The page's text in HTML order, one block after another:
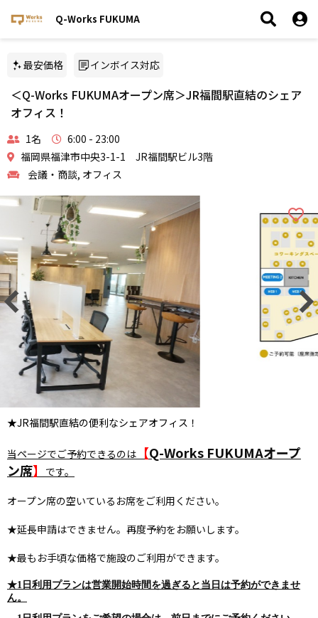
Q-Works FUKUMA
最安価格 インボイス対応
＜Q-Works FUKUMAオープン席＞JR福間駅直結のシェア
オフィス！
1名
6:00 - 23:00
福岡県福津市中央3-1-1 JR福間駅ビル3階
会議・商談, オフィス
★JR福間駅直結の便利なシェアオフィス！
当ページでご予約できるのは 【Q-Works FUKUMAオープ
ン席】 です。
オープン席の空いているお席をご利用ください。
★延長申請はできません。再度予約をお願いします。
★最もお手頃な価格で施設のご利用ができます。
★1日利用プランは営業開始時間を過ぎると当日は予約ができませ
ん。